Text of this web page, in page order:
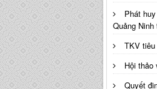
Phát
Quảng
TKV
Hội
Quyết